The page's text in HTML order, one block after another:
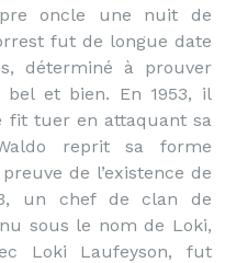
oncle une nuit de
fut de longue date
déterminé à prouver
bel et bien. En 1953, il
fit tuer en attaquant sa
reprit sa forme
de l’existence de
un chef de clan de
sous le nom de Loki,
Loki Laufeyson, fut